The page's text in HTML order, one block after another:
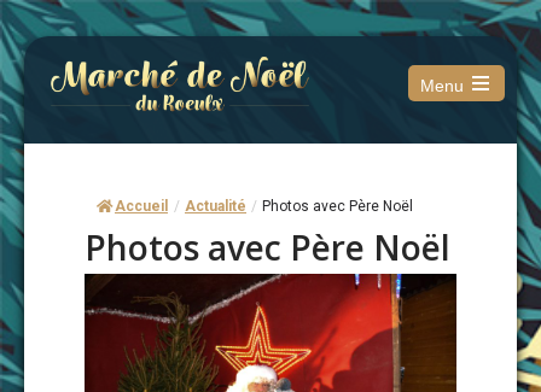
Menu
Open
main
Accueil / Actualité / Photos avec Père Noël
Photos avec Père Noël